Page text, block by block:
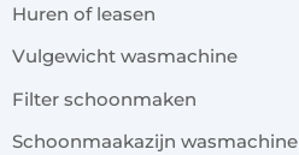
Huren of leasen
Vulgewicht wasmachine
Filter schoonmaken
Schoonmaakazijn wasmachine